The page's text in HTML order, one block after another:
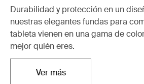
Durabilidad y protección en un
nuestras elegantes fundas para
tableta vienen en una gama de
mejor quién eres.
Ver másSe abre en una nueva